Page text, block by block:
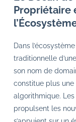
Propriétaire
Dans
traditionnelle
son nom de
constitue plus
algorithmique.
propulsent les